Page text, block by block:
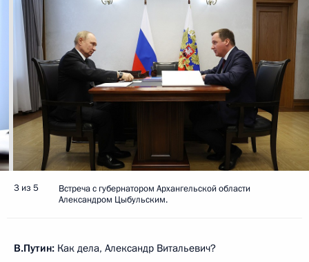
3 из 5
Встреча с губернатором Архангельской области
Александром Цыбульским.
В.Путин: Как дела, Александр Витальевич?